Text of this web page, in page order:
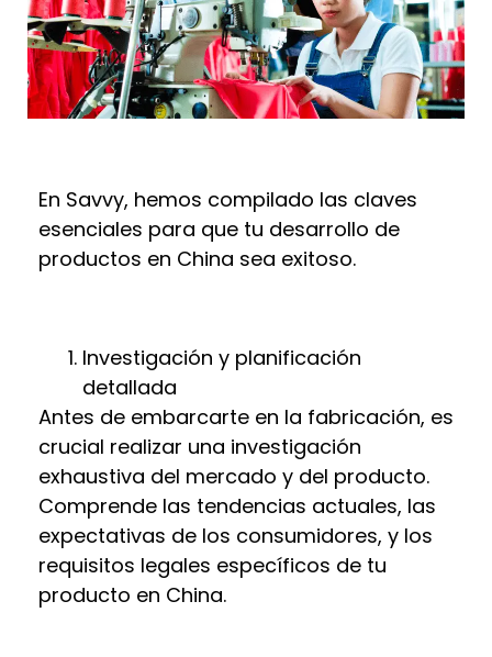
En Savvy, hemos compilado las claves
esenciales para que tu desarrollo de
productos en China sea exitoso.
Investigación y planificación
detallada
Antes de embarcarte en la fabricación, es
crucial realizar una investigación
exhaustiva del mercado y del producto.
Comprende las tendencias actuales, las
expectativas de los consumidores, y los
requisitos legales específicos de tu
producto en China.